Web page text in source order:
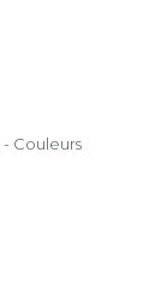
Couleurs